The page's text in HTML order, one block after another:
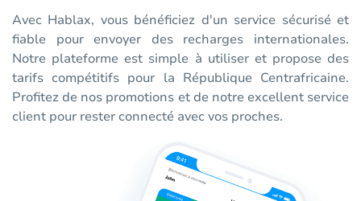
Avec Hablax, vous bénéficiez d'un service sécurisé et
fiable pour envoyer des recharges internationales.
Notre plateforme est simple à utiliser et propose des
tarifs compétitifs pour la République Centrafricaine.
Profitez de nos promotions et de notre excellent service
client pour rester connecté avec vos proches.